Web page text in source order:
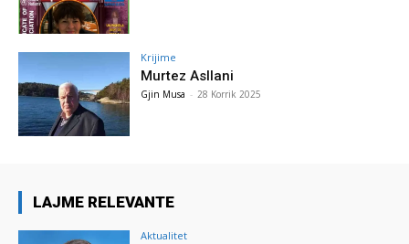
Krijime
Murtez Asllani
Gjin Musa - 28 Korrik 2025
LAJME RELEVANTE
Aktualitet